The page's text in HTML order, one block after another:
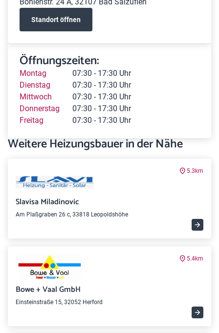
Standort öffnen
Öffnungszeiten:
Montag
07:30 - 17:30 Uhr
Dienstag
07:30 - 17:30 Uhr
Mittwoch
07:30 - 17:30 Uhr
Donnerstag
07:30 - 17:30 Uhr
Freitag
07:30 - 17:30 Uhr
Weitere Heizungsbauer in der Nähe
5.3km
Slavisa Miladinovic
Am Plaßgraben 26 c, 33818 Leopoldshöhe
5.4km
Bowe + Vaal GmbH
Einsteinstraße 15, 32052 Herford